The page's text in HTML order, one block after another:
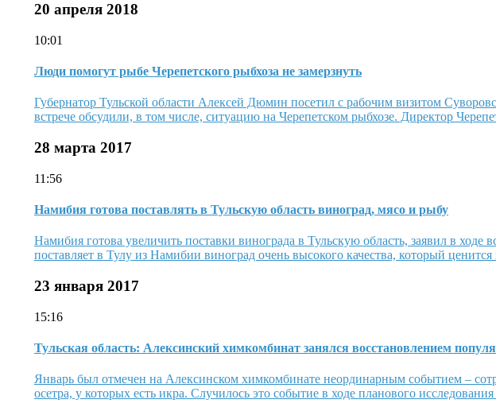
20 апреля 2018
10:01
Люди помогут рыбе Черепетского рыбхоза не замерзнуть
Губернатор Тульской области Алексей Дюмин посетил с рабочим визитом
встрече обсудили, в том числе, ситуацию на Черепетском рыбхозе. Директор
28 марта 2017
11:56
Намибия готова поставлять в Тульскую область виноград, мясо и рыбу
Намибия готова увеличить поставки винограда в Тульскую область, заявил в
поставляет в Тулу из Намибии виноград очень высокого качества, который
23 января 2017
15:16
Тульская область: Алексинский химкомбинат занялся восстановлением
Январь был отмечен на Алексинском химкомбинате неординарным событием –
осетра, у которых есть икра. Случилось это событие в ходе планового